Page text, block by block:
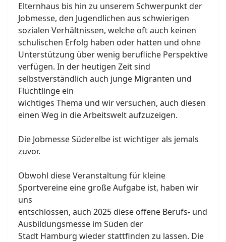
Elternhaus bis hin zu unserem Schwerpunkt der
Jobmesse, den Jugendlichen aus schwierigen
sozialen Verhältnissen, welche oft auch keinen
schulischen Erfolg haben oder hatten und ohne
Unterstützung über wenig berufliche Perspektive
verfügen. In der heutigen Zeit sind
selbstverständlich auch junge Migranten und
Flüchtlinge ein
wichtiges Thema und wir versuchen, auch diesen
einen Weg in die Arbeitswelt aufzuzeigen.
Die Jobmesse Süderelbe ist wichtiger als jemals
zuvor.
Obwohl diese Veranstaltung für kleine
Sportvereine eine große Aufgabe ist, haben wir
uns
entschlossen, auch 2025 diese offene Berufs- und
Ausbildungsmesse im Süden der
Stadt Hamburg wieder stattfinden zu lassen. Die